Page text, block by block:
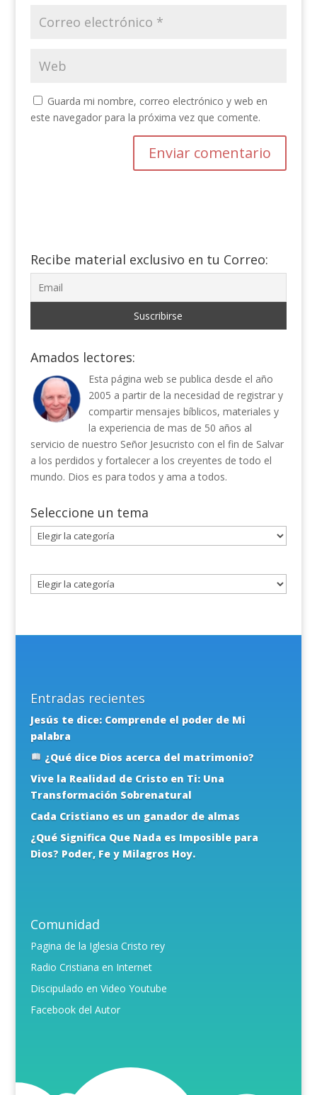
Guarda mi nombre, correo electrónico y web en
este navegador para la próxima vez que comente.
Recibe material exclusivo en tu Correo:
Amados lectores:
Esta página web se publica desde el año
2005 a partir de la necesidad de registrar y
compartir mensajes bíblicos, materiales y
la experiencia de mas de 50 años al
servicio de nuestro Señor Jesucristo con el fin de Salvar
a los perdidos y fortalecer a los creyentes de todo el
mundo. Dios es para todos y ama a todos.
Seleccione un tema
Seleccione
un
Entradas recientes
Jesús te dice: Comprende el poder de Mi
palabra
¿Qué dice Dios acerca del matrimonio?
Vive la Realidad de Cristo en Ti: Una
Transformación Sobrenatural
Cada Cristiano es un ganador de almas
¿Qué Significa Que Nada es Imposible para
Dios? Poder, Fe y Milagros Hoy.
Comunidad
Pagina de la Iglesia Cristo rey
Radio Cristiana en Internet
Discipulado en Video Youtube
Facebook del Autor